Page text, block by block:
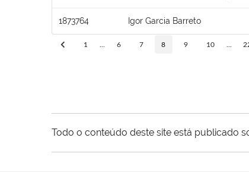
1873764 Igor Garcia Barreto
1 6 7 8 9 10
Todo o conteúdo deste site está publicado